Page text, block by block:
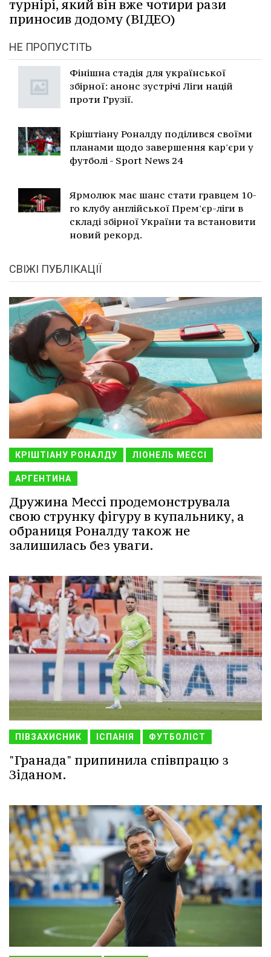
турнірі, який він вже чотири рази
приносив додому (ВІДЕО)
НЕ ПРОПУСТІТЬ
Фінішна стадія для української
збірної: анонс зустрічі Ліги націй
проти Грузії.
Кріштіану Роналду поділився своїми
планами щодо завершення кар'єри у
футболі - Sport News 24
Ярмолюк має шанс стати гравцем 10-
го клубу англійської Прем'єр-ліги в
складі збірної України та встановити
новий рекорд.
СВІЖІ ПУБЛІКАЦІЇ
КРІШТІАНУ РОНАЛДУ ЛІОНЕЛЬ МЕССІ
АРГЕНТИНА
Дружина Мессі продемонструвала
свою струнку фігуру в купальнику, а
обраниця Роналду також не
залишилась без уваги.
ПІВЗАХИСНИК ІСПАНІЯ ФУТБОЛІСТ
"Гранада" припинила співпрацю з
Зіданом.